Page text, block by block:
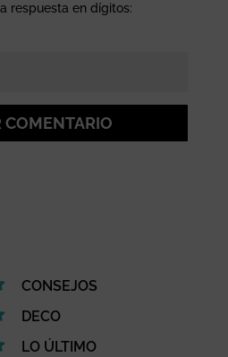
respuesta en dígitos:
COMENTARIO
CONSEJOS
DECO
LO ÚLTIMO